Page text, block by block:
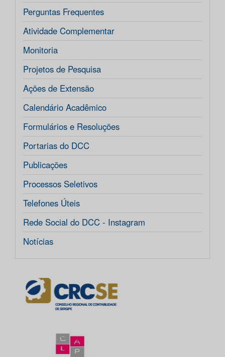
Perguntas Frequentes
Atividade Complementar
Monitoria
Projetos de Pesquisa
Ações de Extensão
Calendário Acadêmico
Formulários e Resoluções
Portarias do DCC
Publicações
Processos Seletivos
Telefones Úteis
Rede Social do DCC - Instagram
Notícias